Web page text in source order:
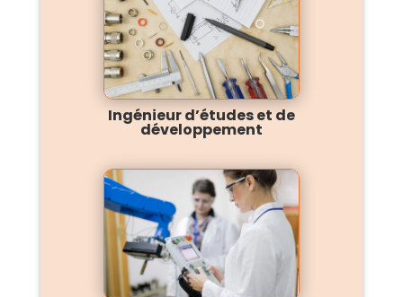
Ingénieur d’études et de
développement